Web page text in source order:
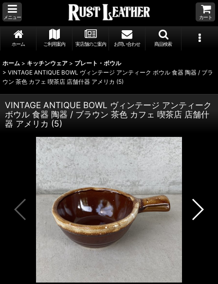
メニュー カート
ホーム ご利用案内 実店舗のご案内 お問い合わせ 商品検索
ホーム > キッチンウェア > プレート・ボウル
> VINTAGE ANTIQUE BOWL ヴィンテージ アンティーク ボウル 食器 陶器 / ブラ
ウン 茶色 カフェ 喫茶店 店舗什器 アメリカ (5)
VINTAGE ANTIQUE BOWL ヴィンテージ アンティーク
ボウル 食器 陶器 / ブラウン 茶色 カフェ 喫茶店 店舗什
器 アメリカ (5)